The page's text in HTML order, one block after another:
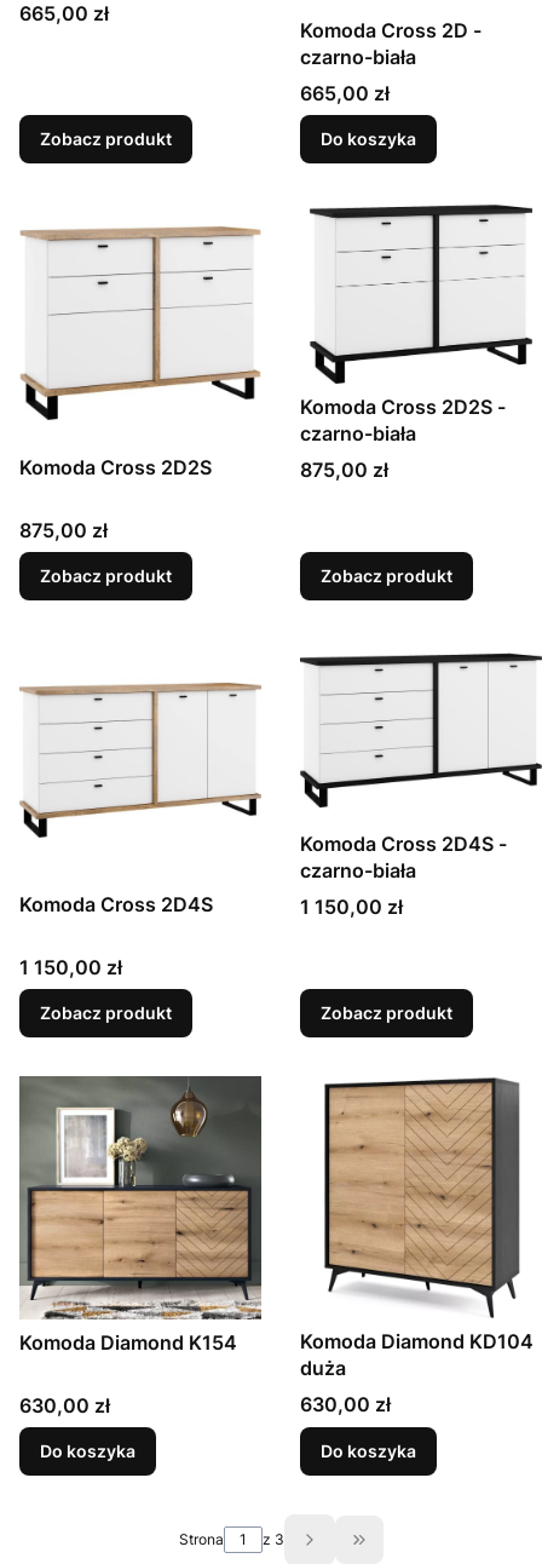
Cena
665,00 zł
Zobacz produkt
Komoda Cross 2D -
czarno-biała
Cena
665,00 zł
Do koszyka
Komoda Cross 2D2S
Cena
875,00 zł
Zobacz produkt
Komoda Cross 2D2S -
czarno-biała
Cena
875,00 zł
Zobacz produkt
Komoda Cross 2D4S
Cena
1 150,00 zł
Zobacz produkt
Komoda Cross 2D4S -
czarno-biała
Cena
1 150,00 zł
Zobacz produkt
Komoda Diamond K154
Cena
630,00 zł
Do koszyka
Komoda Diamond KD104
duża
Cena
630,00 zł
Do koszyka
Strona z 3 Przejdź do ostatniej